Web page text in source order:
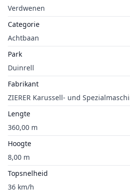
Verdwenen
Categorie
Achtbaan
Park
Duinrell
Fabrikant
ZIERER Karussell- und
Lengte
360,00 m
Hoogte
8,00 m
Topsnelheid
36 km/h